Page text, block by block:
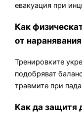
евакуация при
Как
от
Тренировките
подобряват
травмите при
Как да защитя